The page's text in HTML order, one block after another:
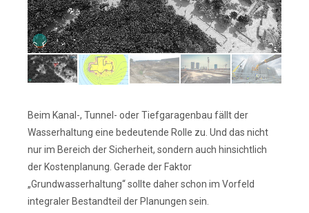
Beim Kanal-, Tunnel- oder Tiefgaragenbau fällt der
Wasserhaltung eine bedeutende Rolle zu. Und das nicht
nur im Bereich der Sicherheit, sondern auch hinsichtlich
der Kostenplanung. Gerade der Faktor
„Grundwasserhaltung“ sollte daher schon im Vorfeld
integraler Bestandteil der Planungen sein.